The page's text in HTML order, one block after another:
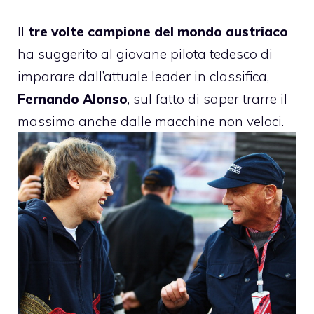
Il tre volte campione del mondo austriaco
ha suggerito al giovane pilota tedesco di
imparare dall’attuale leader in classifica,
Fernando Alonso, sul fatto di saper trarre il
massimo anche dalle macchine non veloci.